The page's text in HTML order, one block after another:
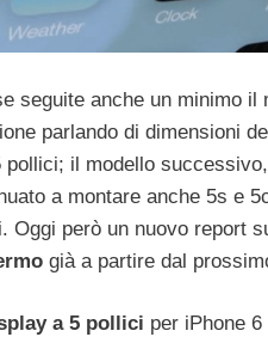
seguite anche un minimo il
parlando di dimensioni
pollici; il modello
a montare anche 5s e
Oggi però un nuovo report
già a partire dal
a 5 pollici per iPhone